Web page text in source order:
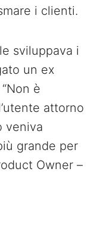
i clienti.
sviluppava i
un ex
è
attorno
veniva
grande per
Owner –